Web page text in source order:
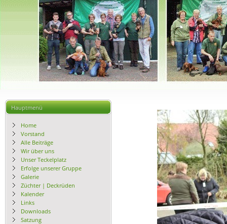
Hauptmenü
Home
Vorstand
Alle Beiträge
Wir über uns
Unser Teckelplatz
Erfolge unserer Gruppe
Galerie
Züchter | Deckrüden
Kalender
Links
Downloads
Satzung